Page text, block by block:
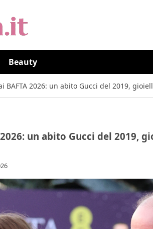
Beauty
BAFTA 2026: un abito Gucci del 2019,
un abito Gucci del 2019,